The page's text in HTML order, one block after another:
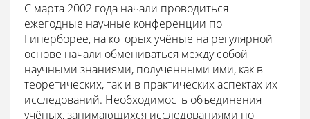
С марта 2002 года начали проводиться
ежегодные научные конференции по
Гиперборее, на которых учёные на регулярной
основе начали обмениваться между собой
научными знаниями, полученными ими, как в
теоретических, так и в практических аспектах их
исследований. Необходимость объединения
учёных, занимающихся исследованиями по